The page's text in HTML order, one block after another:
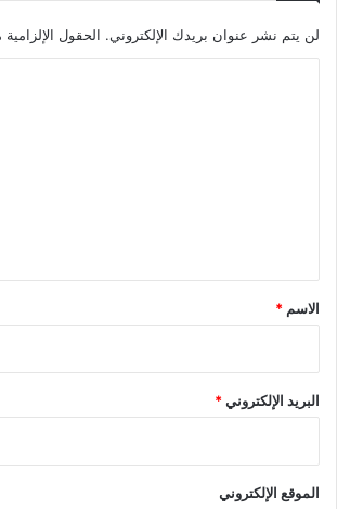
لن يتم نشر عنوان بريدك الإلكتروني. الحقول الإلزامية
*
الاسم *
البريد الإلكتروني*
الموقع الإلكتروني